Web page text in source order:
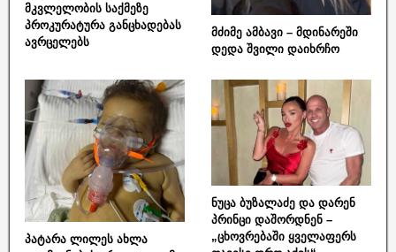
მკვლელობის საქმეზე
პროკურატურა განცხადებას
ავრცელებს
მძიმე ამბავი – მდინარეში
დედა შვილი დაიხრჩო
პატარა ლილეს ახლა
ნუცა ბუზალაძე და დარენ
პრინცი დაშორდნენ –
„ცხოვრებაში ყველაფერს